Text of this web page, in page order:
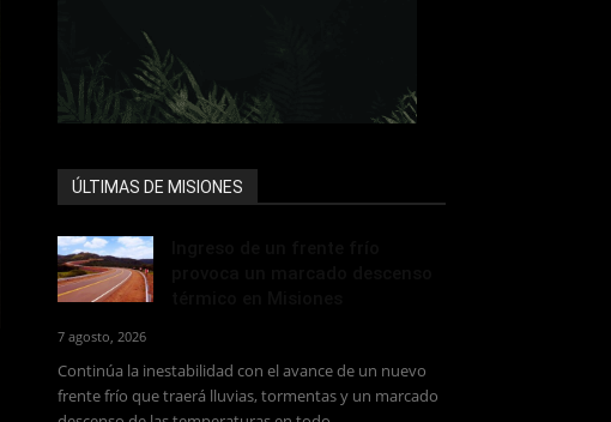
ÚLTIMAS DE MISIONES
7 agosto, 2026
Continúa la inestabilidad con el avance de un nuevo
frente frío que traerá lluvias, tormentas y un marcado